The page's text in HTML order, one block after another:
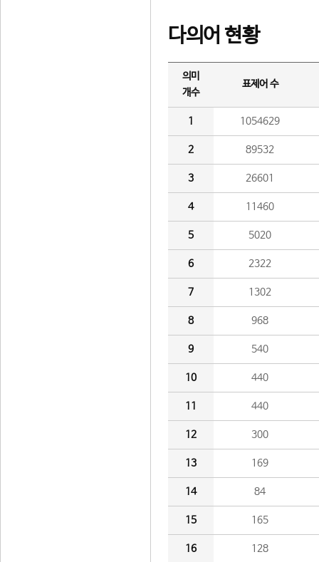
다의어 현황
의미
개수
표제어 수
1 1054629
2 89532
3 26601
4 11460
5 5020
6 2322
7 1302
8 968
9 540
10 440
11 440
12 300
13 169
14 84
15 165
16 128